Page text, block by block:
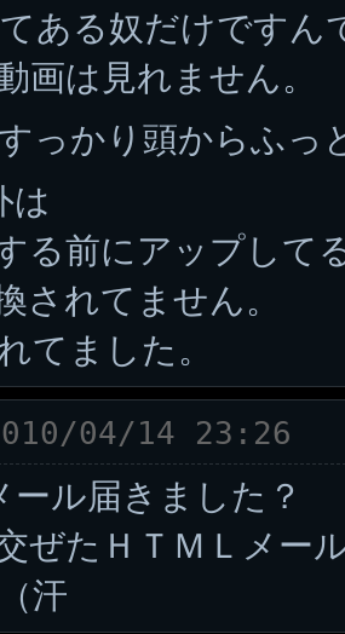
ある奴だけですん
画は見れません。
っかり頭からふっ
は
る前にアップして
されてません。
てました。
04/14 23:26
ール届きました？
ぜたＨＴＭＬメー
汗